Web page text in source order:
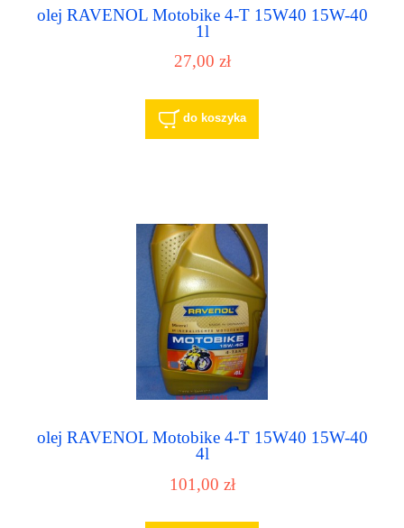
olej RAVENOL Motobike 4-T 15W40 15W-40
1l
27,00 zł
do koszyka
olej RAVENOL Motobike 4-T 15W40 15W-40
4l
101,00 zł